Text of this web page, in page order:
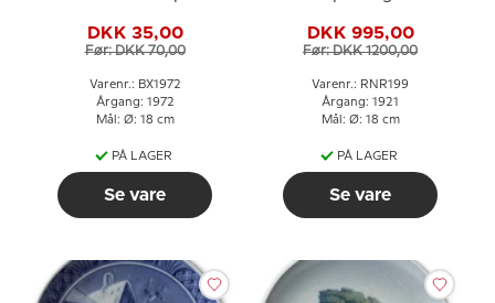
DKK 35,00
Før: DKK 70,00
Varenr.: BX1972
Årgang: 1972
Mål: Ø: 18 cm
PÅ LAGER
Se vare
JULI 1921.
DKK 995,00
Før: DKK 1200,00
Varenr.: RNR199
Årgang: 1921
Mål: Ø: 18 cm
PÅ LAGER
Se vare